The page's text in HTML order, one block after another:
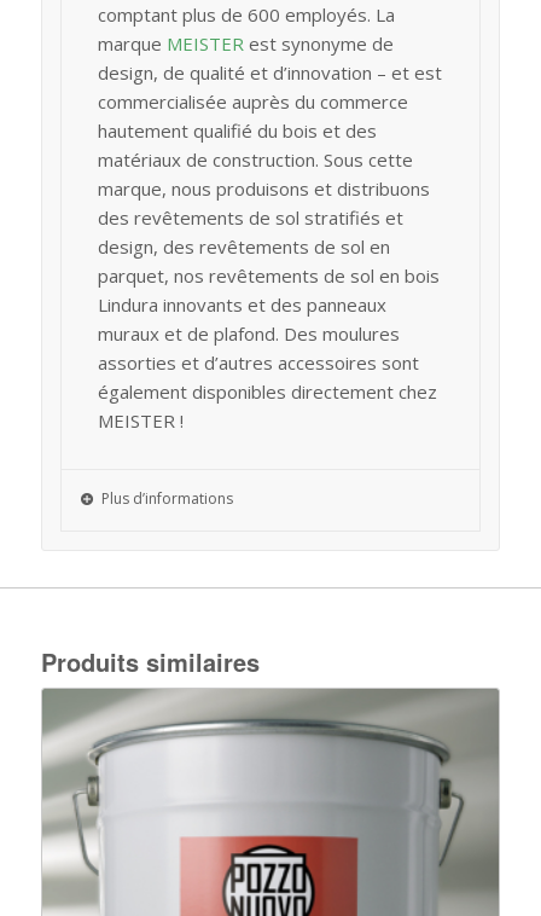
comptant plus de 600 employés. La
marque MEISTER est synonyme de
design, de qualité et d’innovation – et est
commercialisée auprès du commerce
hautement qualifié du bois et des
matériaux de construction. Sous cette
marque, nous produisons et distribuons
des revêtements de sol stratifiés et
design, des revêtements de sol en
parquet, nos revêtements de sol en bois
Lindura innovants et des panneaux
muraux et de plafond. Des moulures
assorties et d’autres accessoires sont
également disponibles directement chez
MEISTER !
Plus d’informations
Produits similaires